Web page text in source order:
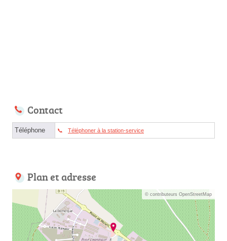
Contact
Téléphone Téléphoner à la station-service
Plan et adresse
© contributeurs OpenStreetMap